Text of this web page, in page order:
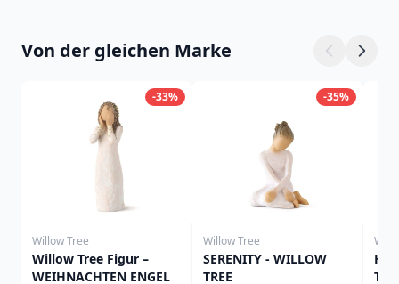
Von der gleichen Marke
-33%
Willow Tree
Willow Tree Figur –
WEIHNACHTEN ENGEL
-35%
Willow Tree
SERENITY - WILLOW
TREE